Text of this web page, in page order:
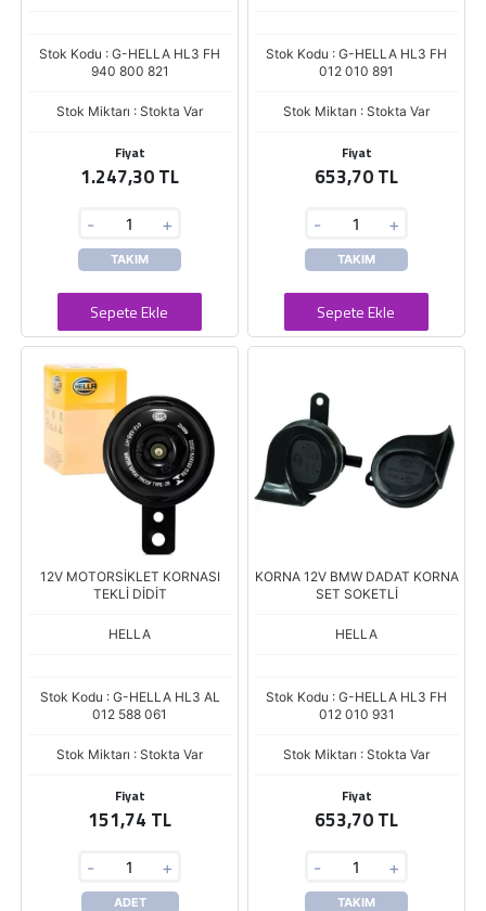
Stok Kodu : G-HELLA HL3 FH
940 800 821
Stok Miktarı : Stokta Var
Fiyat
1.247,30 TL
- +
TAKIM
Sepete Ekle
Stok Kodu : G-HELLA HL3 FH
012 010 891
Stok Miktarı : Stokta Var
Fiyat
653,70 TL
- +
TAKIM
Sepete Ekle
12V MOTORSİKLET KORNASI
TEKLİ DİDİT
HELLA
Stok Kodu : G-HELLA HL3 AL
012 588 061
Stok Miktarı : Stokta Var
Fiyat
151,74 TL
- +
ADET
KORNA 12V BMW DADAT KORNA
SET SOKETLİ
HELLA
Stok Kodu : G-HELLA HL3 FH
012 010 931
Stok Miktarı : Stokta Var
Fiyat
653,70 TL
- +
TAKIM